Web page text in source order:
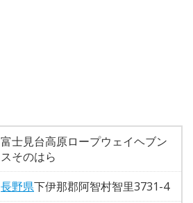
富士見台高原ロープウェイヘブン
スそのはら
長野県下伊那郡阿智村智里3731-4